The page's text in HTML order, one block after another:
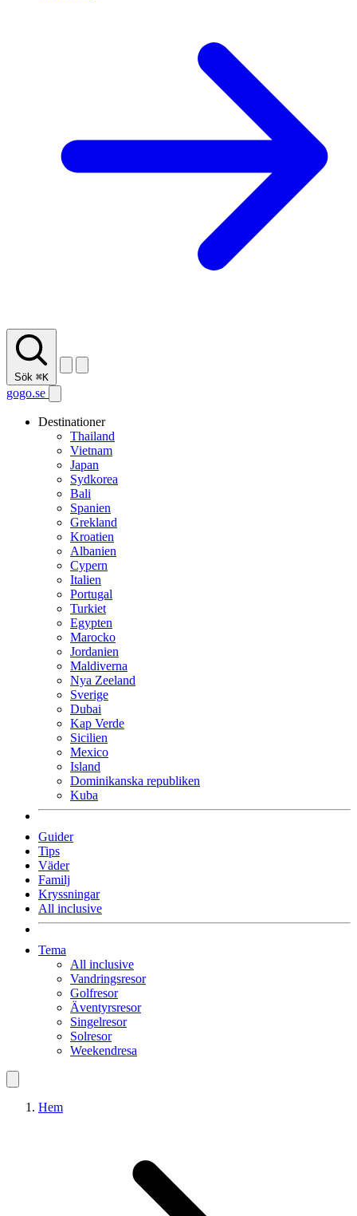
Sök ⌘K
gogo.se
Destinationer
Thailand
Vietnam
Japan
Sydkorea
Bali
Spanien
Grekland
Kroatien
Albanien
Cypern
Italien
Portugal
Turkiet
Egypten
Marocko
Jordanien
Maldiverna
Nya Zeeland
Sverige
Dubai
Kap Verde
Sicilien
Mexico
Island
Dominikanska republiken
Kuba
Guider
Tips
Väder
Familj
Kryssningar
All inclusive
Tema
All inclusive
Vandringsresor
Golfresor
Äventyrsresor
Singelresor
Solresor
Weekendresa
Hem